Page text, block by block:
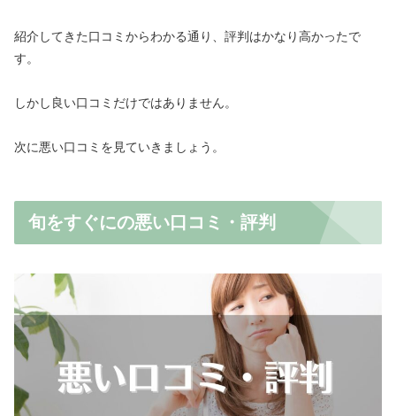
紹介してきた口コミからわかる通り、評判はかなり高かったで
す。
しかし良い口コミだけではありません。
次に悪い口コミを見ていきましょう。
旬をすぐにの悪い口コミ・評判